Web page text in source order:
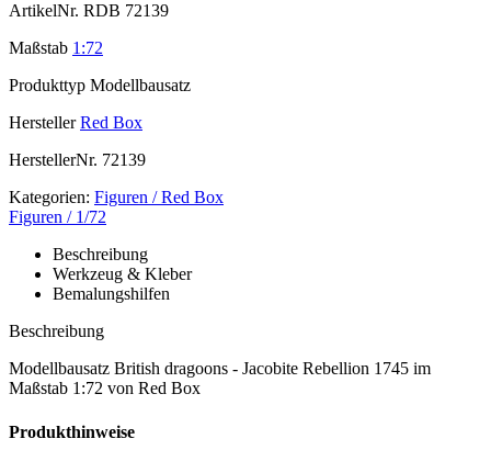
ArtikelNr. RDB 72139
Maßstab 1:72
Produkttyp Modellbausatz
Hersteller Red Box
HerstellerNr. 72139
Kategorien: Figuren / Red Box
Figuren / 1/72
Beschreibung
Werkzeug & Kleber
Bemalungshilfen
Beschreibung
Modellbausatz British dragoons - Jacobite Rebellion 1745 im
Maßstab 1:72 von Red Box
Produkthinweise